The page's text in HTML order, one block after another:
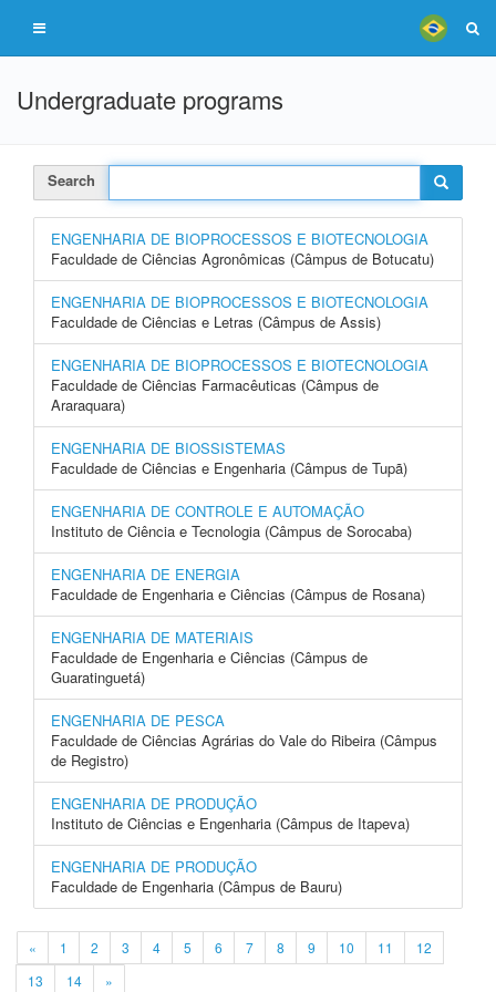
Undergraduate programs
Search
ENGENHARIA DE BIOPROCESSOS E BIOTECNOLOGIA
Faculdade de Ciências Agronômicas (Câmpus de Botucatu)
ENGENHARIA DE BIOPROCESSOS E BIOTECNOLOGIA
Faculdade de Ciências e Letras (Câmpus de Assis)
ENGENHARIA DE BIOPROCESSOS E BIOTECNOLOGIA
Faculdade de Ciências Farmacêuticas (Câmpus de
Araraquara)
ENGENHARIA DE BIOSSISTEMAS
Faculdade de Ciências e Engenharia (Câmpus de Tupã)
ENGENHARIA DE CONTROLE E AUTOMAÇÃO
Instituto de Ciência e Tecnologia (Câmpus de Sorocaba)
ENGENHARIA DE ENERGIA
Faculdade de Engenharia e Ciências (Câmpus de Rosana)
ENGENHARIA DE MATERIAIS
Faculdade de Engenharia e Ciências (Câmpus de
Guaratinguetá)
ENGENHARIA DE PESCA
Faculdade de Ciências Agrárias do Vale do Ribeira (Câmpus
de Registro)
ENGENHARIA DE PRODUÇÃO
Instituto de Ciências e Engenharia (Câmpus de Itapeva)
ENGENHARIA DE PRODUÇÃO
Faculdade de Engenharia (Câmpus de Bauru)
« 1 2 3 4 5 6 7 8 9 10 11
12
13
14 »